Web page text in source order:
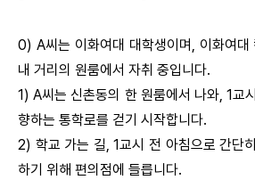
0) A씨는 이화여대 대학생이며, 이화여대
내 거리의 원룸에서 자취 중입니다.
1) A씨는 신촌동의 한 원룸에서 나와, 1교
향하는 통학로를 걷기 시작합니다.
2) 학교 가는 길, 1교시 전 아침으로 간단
하기 위해 편의점에 들릅니다.